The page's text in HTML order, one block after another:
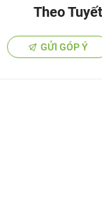
Theo
GỬI GÓP Ý